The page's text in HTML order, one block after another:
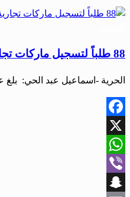
88 طلباً لتسجيل ماركات تجارية جديدة في حمص العام الجاري
الحرية -اسماعيل عبد الحي:
Facebook
X
WhatsApp
Viber